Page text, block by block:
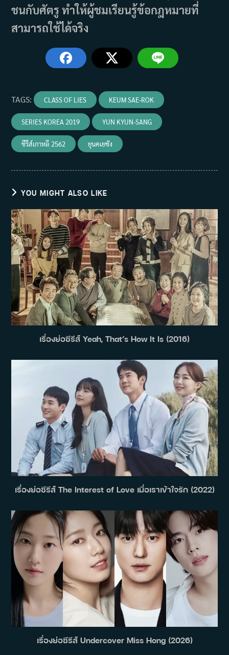
ชนกับศัตรู ทำให้ผู้ชมเรียนรู้ข้อกฎหมายที่
สามารถใช้ได้จริง
TAGS: CLASS OF LIES KEUM SAE-ROK
SERIES KOREA 2019 YUN KYUN-SANG
ซีรีส์เกาหลี 2562 ยุนคเยซัง
YOU MIGHT ALSO LIKE
เรื่องย่อซีรีส์ Yeah, That’s How It Is (2016)
เรื่องย่อซีรีส์ The Interest of Love เมื่อเราเข้าใจรัก (2022)
เรื่องย่อซีรีส์ Undercover Miss Hong (2026)